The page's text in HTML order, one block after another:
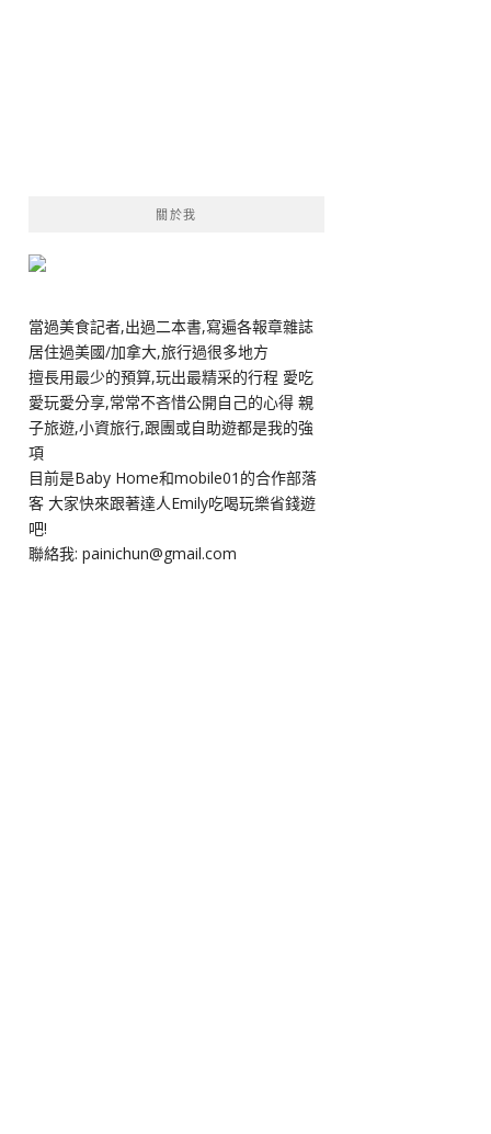
關於我
當過美食記者,出過二本書,寫遍各報章雜誌
居住過美國/加拿大,旅行過很多地方
擅長用最少的預算,玩出最精采的行程 愛吃
愛玩愛分享,常常不吝惜公開自己的心得 親
子旅遊,小資旅行,跟團或自助遊都是我的強
項
目前是Baby Home和mobile01的合作部落
客 大家快來跟著達人Emily吃喝玩樂省錢遊
吧!
聯絡我: painichun@gmail.com